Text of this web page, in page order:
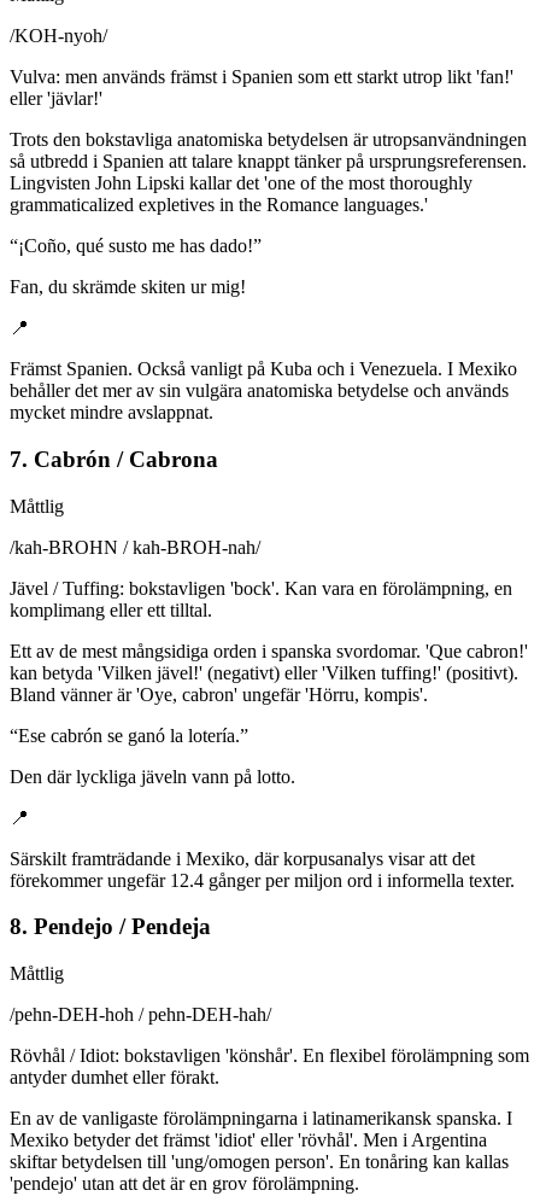
/KOH-nyoh/
Vulva: men används främst i Spanien som ett starkt utrop likt 'fan!'
eller 'jävlar!'
Trots den bokstavliga anatomiska betydelsen är utropsanvändningen
så utbredd i Spanien att talare knappt tänker på ursprungsreferensen.
Lingvisten John Lipski kallar det 'one of the most thoroughly
grammaticalized expletives in the Romance languages.'
“¡Coño, qué susto me has dado!”
Fan, du skrämde skiten ur mig!
📍
Främst Spanien. Också vanligt på Kuba och i Venezuela. I Mexiko
behåller det mer av sin vulgära anatomiska betydelse och används
mycket mindre avslappnat.
7. Cabrón / Cabrona
Måttlig
/kah-BROHN / kah-BROH-nah/
Jävel / Tuffing: bokstavligen 'bock'. Kan vara en förolämpning, en
komplimang eller ett tilltal.
Ett av de mest mångsidiga orden i spanska svordomar. 'Que cabron!'
kan betyda 'Vilken jävel!' (negativt) eller 'Vilken tuffing!' (positivt).
Bland vänner är 'Oye, cabron' ungefär 'Hörru, kompis'.
“Ese cabrón se ganó la lotería.”
Den där lyckliga jäveln vann på lotto.
📍
Särskilt framträdande i Mexiko, där korpusanalys visar att det
förekommer ungefär 12.4 gånger per miljon ord i informella texter.
8. Pendejo / Pendeja
Måttlig
/pehn-DEH-hoh / pehn-DEH-hah/
Rövhål / Idiot: bokstavligen 'könshår'. En flexibel förolämpning som
antyder dumhet eller förakt.
En av de vanligaste förolämpningarna i latinamerikansk spanska. I
Mexiko betyder det främst 'idiot' eller 'rövhål'. Men i Argentina
skiftar betydelsen till 'ung/omogen person'. En tonåring kan kallas
'pendejo' utan att det är en grov förolämpning.